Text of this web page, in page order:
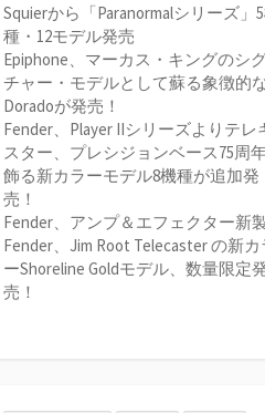
Squierから「Paranormalシリーズ」
種・12モデル発売
Epiphone、マーカス・キングのシ
チャー・モデルとして蘇る象徴的
Doradoが発売！
Fender、Player IIシリーズよりテレ
スター、プレシジョンベース75周
飾る新カラーモデル8機種が追加発
売！
Fender、アンプ＆エフェクター新
Fender、Jim Root Telecaster の新カ
ーShoreline Goldモデル、数量限定
売！